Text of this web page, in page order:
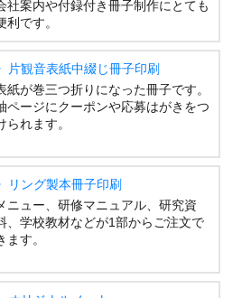
社案内や付録付き冊子制作にとても
利です。
片観音表紙中綴じ冊子印刷
紙が巻三つ折りになった冊子です。
ページにクーポンや応募はがきをつ
られます。
リング製本冊子印刷
ニュー、研修マニュアル、研究資
、学校教材などが1部からご注文で
ます。